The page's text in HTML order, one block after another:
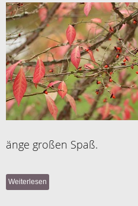
änge großen Spaß.
Weiterlesen